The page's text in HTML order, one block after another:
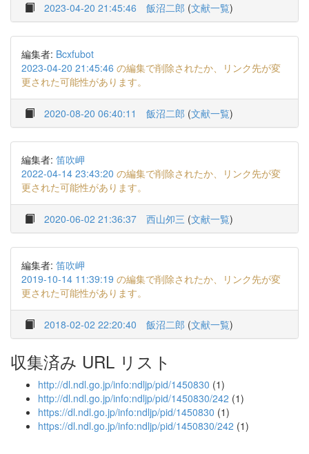
2023-04-20 21:45:46 飯沼二郎 (文献一覧)
編集者: Bcxfubot
2023-04-20 21:45:46 の編集で削除されたか、リンク先が変
更された可能性があります。
2020-08-20 06:40:11 飯沼二郎 (文献一覧)
編集者: 笛吹岬
2022-04-14 23:43:20 の編集で削除されたか、リンク先が変
更された可能性があります。
2020-06-02 21:36:37 西山夘三 (文献一覧)
編集者: 笛吹岬
2019-10-14 11:39:19 の編集で削除されたか、リンク先が変
更された可能性があります。
2018-02-02 22:20:40 飯沼二郎 (文献一覧)
収集済み URL リスト
http://dl.ndl.go.jp/info:ndljp/pid/1450830 (1)
http://dl.ndl.go.jp/info:ndljp/pid/1450830/242 (1)
https://dl.ndl.go.jp/info:ndljp/pid/1450830 (1)
https://dl.ndl.go.jp/info:ndljp/pid/1450830/242 (1)